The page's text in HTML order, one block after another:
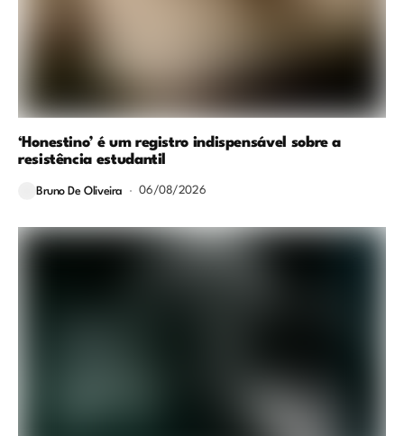
‘Honestino’ é um registro indispensável sobre a
resistência estudantil
Bruno De Oliveira 06/08/2026